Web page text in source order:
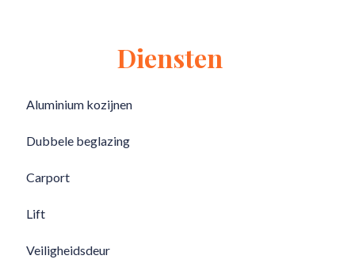
Diensten
Aluminium kozijnen
Dubbele beglazing
Carport
Lift
Veiligheidsdeur